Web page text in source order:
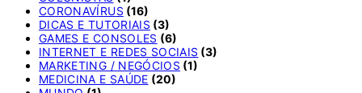
CORONAVÍRUS (16)
DICAS E TUTORIAIS (3)
GAMES E CONSOLES (6)
INTERNET E REDES SOCIAIS (3)
MARKETING / NEGÓCIOS (1)
MEDICINA E SAÚDE (20)